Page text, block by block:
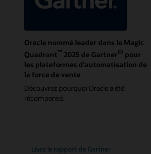
Oracle nommé leader dans le Magic
Quadrant™ 2025 de Gartner® pour
les plateformes d'automatisation de
la force de vente
Découvrez pourquoi Oracle a été
récompensé.
Lisez le rapport de Gartner